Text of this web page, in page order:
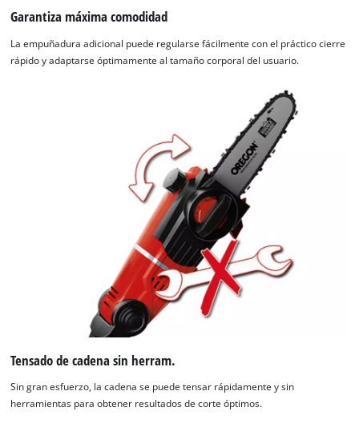
Garantiza máxima comodidad
La empuñadura adicional puede regularse fácilmente con el práctico cierre
rápido y adaptarse óptimamente al tamaño corporal del usuario.
Tensado de cadena sin herram.
Sin gran esfuerzo, la cadena se puede tensar rápidamente y sin
herramientas para obtener resultados de corte óptimos.